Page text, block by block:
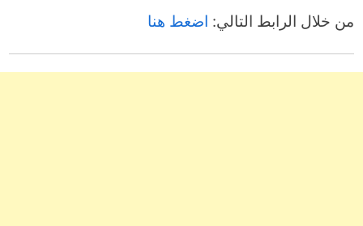
من خلال الرابط التالي: اضغط هنا